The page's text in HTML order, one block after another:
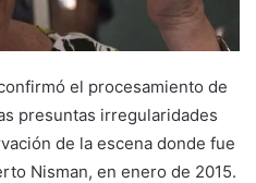
el procesamiento de
presuntas irregularidades
de la escena donde fue
Nisman, en enero de 2015.